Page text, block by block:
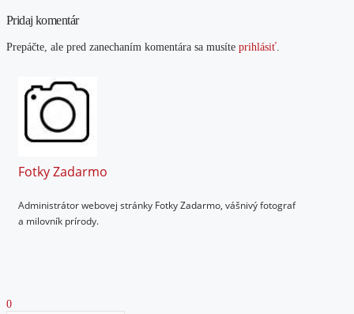
Pridaj komentár
Prepáčte, ale pred zanechaním komentára sa musíte prihlásiť.
Fotky Zadarmo
Administrátor webovej stránky Fotky Zadarmo, vášnivý fotograf
a milovník prírody.
0